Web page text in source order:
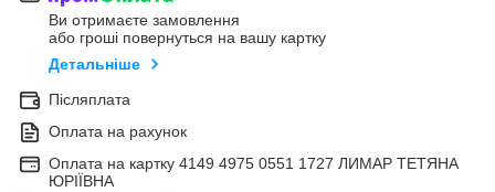
Ви отримаєте замовлення
або гроші повернуться на вашу картку
Детальніше
Післяплата
Оплата на рахунок
Оплата на картку 4149 4975 0551 1727 ЛИМАР ТЕТЯНА
ЮРІЇВНА